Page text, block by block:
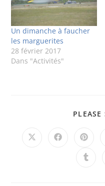
Un dimanche à faucher
les marguerites
28 février 2017
Dans "Activités"
PLEASE